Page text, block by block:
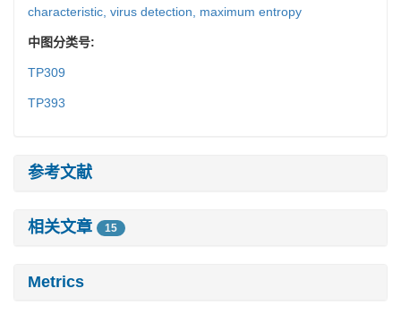
characteristic, virus detection, maximum entropy
中图分类号:
TP309
TP393
参考文献
相关文章 15
Metrics